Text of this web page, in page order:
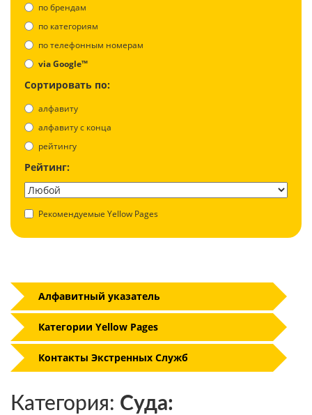
по брендам
по категориям
по телефонным номерам
via Google™
Сортировать по:
алфавиту
aлфавиту с конца
рейтингу
Рейтинг:
Рекомендуемые Yellow Pages
Категория: Суда:
Алфавитный указатель
Категории Yellow Pages
Контакты Экстренных Служб